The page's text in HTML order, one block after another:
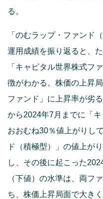
る。
「のむラップ・ファンド
運用成績を振り返ると、
「キャピタル世界株式フ
徴がわかる。株価の上昇
ファンド」に上昇率が劣
から2024年7月までに「
おおむね30％値上がりし
ド（積極型）」の値上が
し、その後に起こった
（下値）の水準は、両フ
ち、株価上昇局面で大き